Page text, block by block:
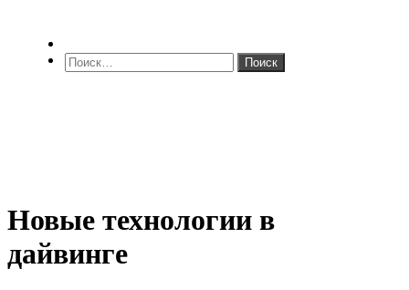
Найти:
Новые технологии в
дайвинге